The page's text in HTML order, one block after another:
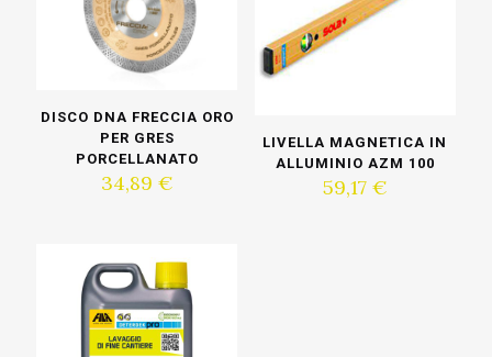
DISCO DNA FRECCIA ORO
PER GRES
PORCELLANATO
34,89 €
LIVELLA MAGNETICA IN
ALLUMINIO AZM 100
59,17 €